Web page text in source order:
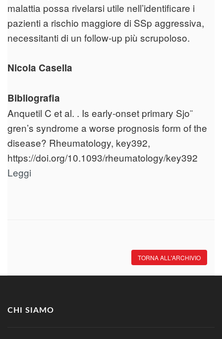
malattia possa rivelarsi utile nell’identificare i
pazienti a rischio maggiore di SSp aggressiva,
necessitanti di un follow-up più scrupoloso.
Nicola Casella
Bibliografia
Anquetil C et al. . Is early-onset primary Sjo¨
gren’s syndrome a worse prognosis form of the
disease? Rheumatology, key392,
https://doi.org/10.1093/rheumatology/key392
Leggi
TORNA ALL'ARCHIVIO
CHI SIAMO